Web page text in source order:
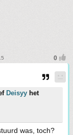
Deisyy het
was, toch?